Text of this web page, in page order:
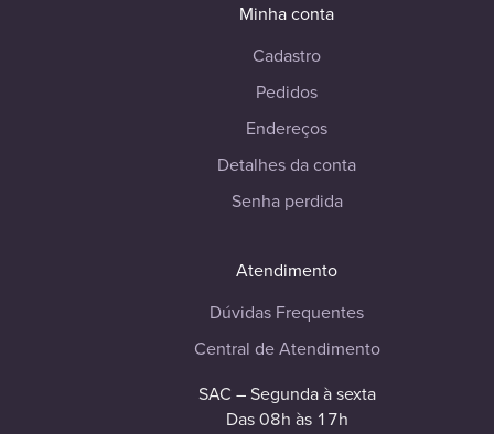
Minha conta
Cadastro
Pedidos
Endereços
Detalhes da conta
Senha perdida
Atendimento
Dúvidas Frequentes
Central de Atendimento
SAC – Segunda à sexta
Das 08h às 17h